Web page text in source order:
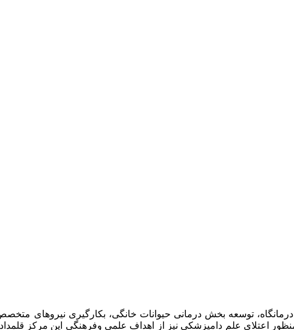
افتتاح گردید . از اهداف مهم تاسیس درمانگاه، توسعه بخش درمانی حیوانات خانگی،
اعتلای علم دامپزشکی نیز از اهداف علمی وفرهنگی این مرکز